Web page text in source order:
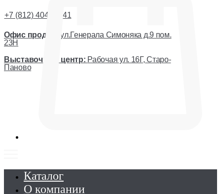
+7 (812) 404-44-41
Офис продаж:
ул.Генерала Симоняка д.9 пом.
23Н
Выставочный центр: Рабочая ул. 16Г, Старо-
Паново
Каталог
О компании